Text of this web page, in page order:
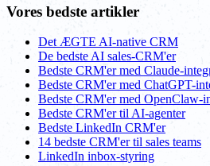
Vores bedste artikler
Det ÆGTE AI-native CRM
De bedste AI sales-CRM'er
Bedste CRM'er med Claude-
Bedste CRM'er med ChatGPT-
Bedste CRM'er med OpenClaw-
Bedste CRM'er til AI-agenter
Bedste LinkedIn CRM'er
14 bedste CRM'er til sales teams
LinkedIn inbox-styring